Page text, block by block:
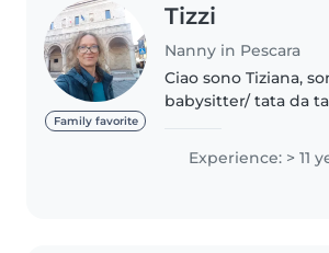
Family favorite
Tizzi
Nanny in Pescara
Ciao sono Tiziana,
babysitter/ tata da
attenta alle
bambini. Ho
Experience: > 11